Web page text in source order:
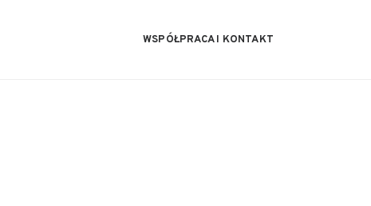
WSPÓŁPRACA I KONTAKT